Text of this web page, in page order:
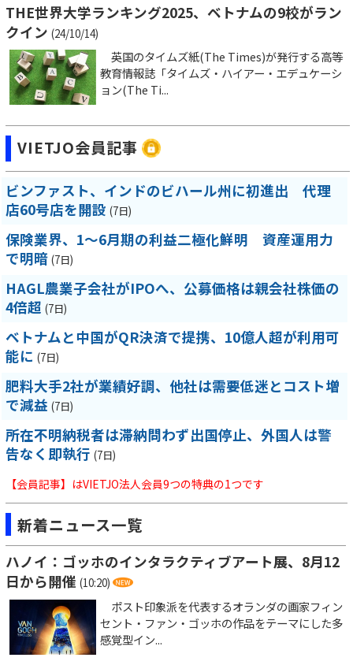
THE世界大学ランキング2025、ベトナムの9校がラン
クイン (24/10/14)
英国のタイムズ紙(The Times)が発行する高等
教育情報誌「タイムズ・ハイアー・エデュケーシ
ョン(The Ti...
VIETJO会員記事
ビンファスト、インドのビハール州に初進出 代理
店60号店を開設 (7日)
保険業界、1～6月期の利益二極化鮮明 資産運用力
で明暗 (7日)
HAGL農業子会社がIPOへ、公募価格は親会社株価の
4倍超 (7日)
ベトナムと中国がQR決済で提携、10億人超が利用可
能に (7日)
肥料大手2社が業績好調、他社は需要低迷とコスト増
で減益 (7日)
所在不明納税者は滞納問わず出国停止、外国人は警
告なく即執行 (7日)
【会員記事】はVIETJO法人会員9つの特典の1つです
新着ニュース一覧
ハノイ：ゴッホのインタラクティブアート展、8月12
日から開催 (10:20)
ポスト印象派を代表するオランダの画家フィン
セント・ファン・ゴッホの作品をテーマにした多
感覚型イン...